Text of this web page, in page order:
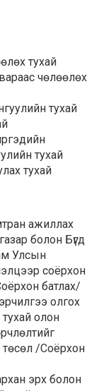
тухай
чөлөөлөх
тухай
тухай
тухай
ажиллах
болон Бүгд
Улсын
соёрхон
батлах/
олгох
олон
төсөл /Соёрхон
эрх болон